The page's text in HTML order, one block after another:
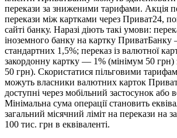
перекази за зниженими тарифами. Акція
перекази між картками через Приват24,
сайті банку. Наразі діють такі умови:
іноземного банку на картку ПриватБанку
стандартних 1,5%; переказ із валютної
закордонну картку — 1% (мінімум 50 грн)
50 грн). Скористатися пільговими
можуть власники валютних карток
доступні через мобільний застосунок або
Мінімальна сума операції становить
загальний місячний ліміт на перекази на
100 тис. грн в еквіваленті.